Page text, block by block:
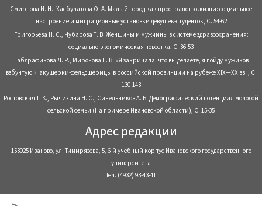
Смирнова И. Н., Хасбулатова О. А. Малый город как пространство жизни: социальное
настроение и миграционные установки девушек-студенток, С. 54-62
Григорьева Н. С., Чубарова Т. В. Женщины и мужчины в системе здравоохранения:
социально-экономическая повестка, С. 36-53
Габдрафикова Л. Р., Миронова Е. В. «Я закричала: что вы делаете, я пойду мужиков
взбунтую!»: акушерки-фельдшерицы в российской провинции на рубеже XIX—XX вв. , С.
130-143
Ростовская Т. К., Рычихина Н. С., Синельников А. Б. Демографический потенциал молодой
сельской семьи (На примере Ивановской области), С. 15-35
Адрес редакции
153025 Иваново, ул. Тимирязева, 5, 6-й учебный корпус Ивановского государственного
университета
Тел. (4932) 93-43-41